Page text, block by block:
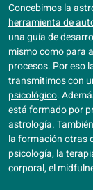
Concebimos la
herramienta de
una guía de
mismo como para
procesos. Por eso
transmitimos con
psicológico.
está formado por
astrología.
la formación otras
psicología, la
corporal, el